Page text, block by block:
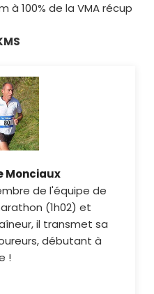
à 100% de la VMA récup
Monciaux
de l'équipe de
(1h02) et
il transmet sa
débutant à
!